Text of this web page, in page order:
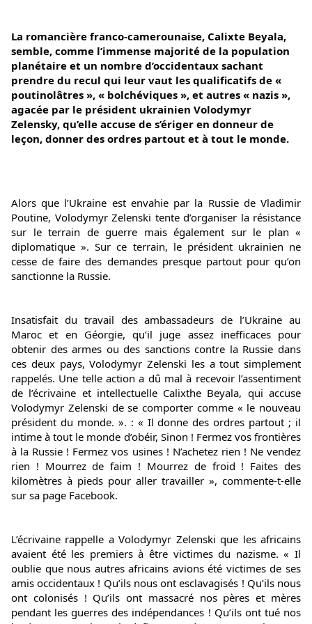
La romancière franco-camerounaise, Calixte Beyala,
semble, comme l’immense majorité de la population
planétaire et un nombre d’occidentaux sachant
prendre du recul qui leur vaut les qualificatifs de «
poutinolâtres », « bolchéviques », et autres « nazis »,
agacée par le président ukrainien Volodymyr
Zelensky, qu’elle accuse de s’ériger en donneur de
leçon, donner des ordres partout et à tout le monde.
Alors que l’Ukraine est envahie par la Russie de Vladimir
Poutine, Volodymyr Zelenski tente d’organiser la résistance
sur le terrain de guerre mais également sur le plan «
diplomatique ». Sur ce terrain, le président ukrainien ne
cesse de faire des demandes presque partout pour qu’on
sanctionne la Russie.
Insatisfait du travail des ambassadeurs de l’Ukraine au
Maroc et en Géorgie, qu’il juge assez inefficaces pour
obtenir des armes ou des sanctions contre la Russie dans
ces deux pays, Volodymyr Zelenski les a tout simplement
rappelés. Une telle action a dû mal à recevoir l’assentiment
de l’écrivaine et intellectuelle Calixthe Beyala, qui accuse
Volodymyr Zelenski de se comporter comme « le nouveau
président du monde. ». : « Il donne des ordres partout ; il
intime à tout le monde d’obéir, Sinon ! Fermez vos frontières
à la Russie ! Fermez vos usines ! N’achetez rien ! Ne vendez
rien ! Mourrez de faim ! Mourrez de froid ! Faites des
kilomètres à pieds pour aller travailler », commente-t-elle
sur sa page Facebook.
L’écrivaine rappelle a Volodymyr Zelenski que les africains
avaient été les premiers à être victimes du nazisme. « Il
oublie que nous autres africains avions été victimes de ses
amis occidentaux ! Qu’ils nous ont esclavagisés ! Qu’ils nous
ont colonisés ! Qu’ils ont massacré nos pères et mères
pendant les guerres des indépendances ! Qu’ils ont tué nos